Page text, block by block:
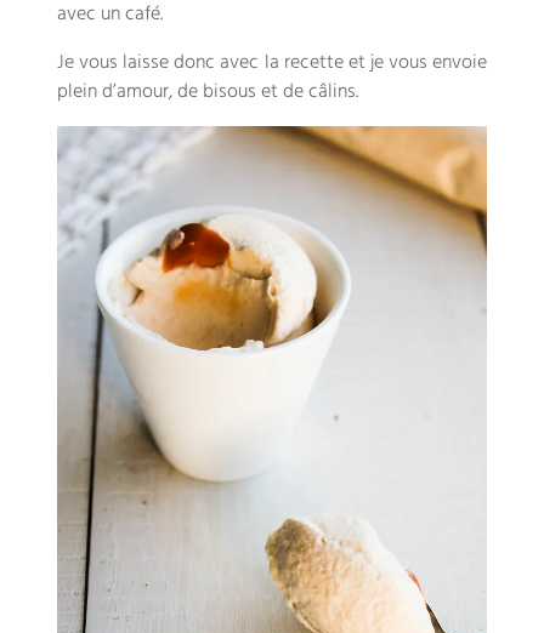
avec un café.
Je vous laisse donc avec la recette et je vous envoie
plein d’amour, de bisous et de câlins.